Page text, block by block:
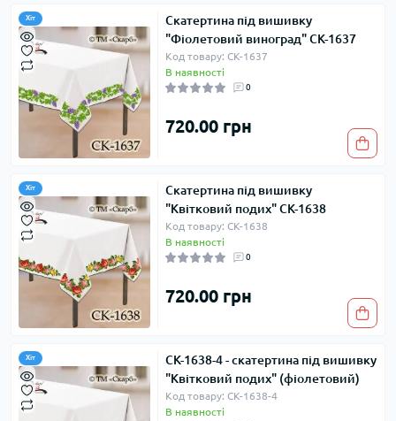
Хіт
Скатертина під вишивку
"Фіолетовий виноград" СК-1637
Код товару: СК-1637
В наявності
0
720.00 грн
Хіт
Скатертина під вишивку
"Квітковий подих" СК-1638
Код товару: СК-1638
В наявності
0
720.00 грн
Хіт
СК-1638-4 - скатертина під вишивку
"Квітковий подих" (фіолетовий)
Код товару: СК-1638-4
В наявності